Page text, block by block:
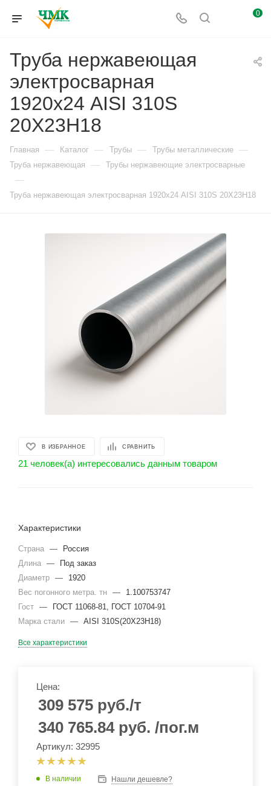
0
Труба нержавеющая
электросварная
1920х24 AISI 310S
20Х23Н18
Главная — Каталог — Трубы — Трубы металлические —
Труба нержавеющая — Трубы нержавеющие электросварные
—
Труба нержавеющая электросварная 1920х24 AISI 310S 20Х23Н18
В ИЗБРАННОЕ СРАВНИТЬ
21 человек(а) интересовались данным товаром
Характеристики
Страна —
Россия
Длина —
Под заказ
Диаметр —
1920
Вес погонного метра. тн —
1.100753747
Гост —
ГОСТ 11068-81, ГОСТ 10704-91
Марка стали — AISI 310S(20Х23Н18)
Все характеристики
Цена:
309 575 руб./т
340 765.84 руб. /пог.м
Артикул: 32995
В наличии Нашли дешевле?